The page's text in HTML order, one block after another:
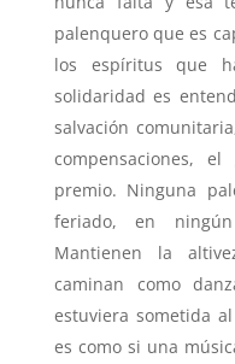
palenquero que es
los espíritus que
solidaridad es
salvación
compensaciones,
premio. Ninguna
feriado, en
Mantienen la
caminan como
estuviera sometida
es como si una